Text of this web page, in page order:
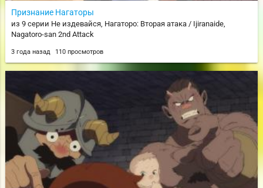
Признание Нагаторы
из 9 серии Не издевайся, Нагаторо: Вторая атака / Ijiranaide,
Nagatoro-san 2nd Attack
3 года назад 110 просмотров